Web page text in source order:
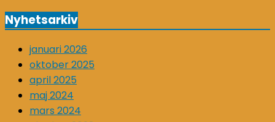
Nyhetsarkiv
januari 2026
oktober 2025
april 2025
maj 2024
mars 2024